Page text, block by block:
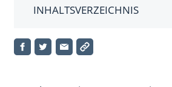
INHALTSVERZEICHNIS
Gemischt genutzte